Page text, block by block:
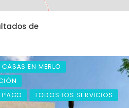
de
CASAS EN MERLO
PAGO
TODOS LOS SERVICIOS